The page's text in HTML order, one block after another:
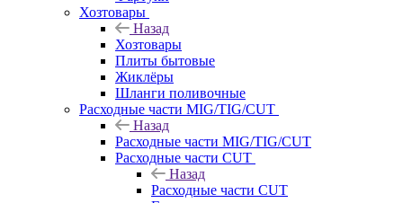
Хозтовары
Назад
Хозтовары
Плиты бытовые
Жиклёры
Шланги поливочные
Расходные части MIG/TIG/CUT
Назад
Расходные части MIG/TIG/CUT
Расходные части CUT
Назад
Расходные части CUT